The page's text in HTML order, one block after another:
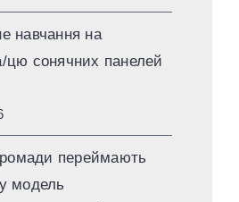
навчання на
цю сонячних панелей
переймають
модель